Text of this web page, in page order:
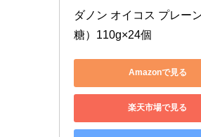
ダノン オイコス プレー
糖）110g×24個
Amazonで見る
楽天市場で見る